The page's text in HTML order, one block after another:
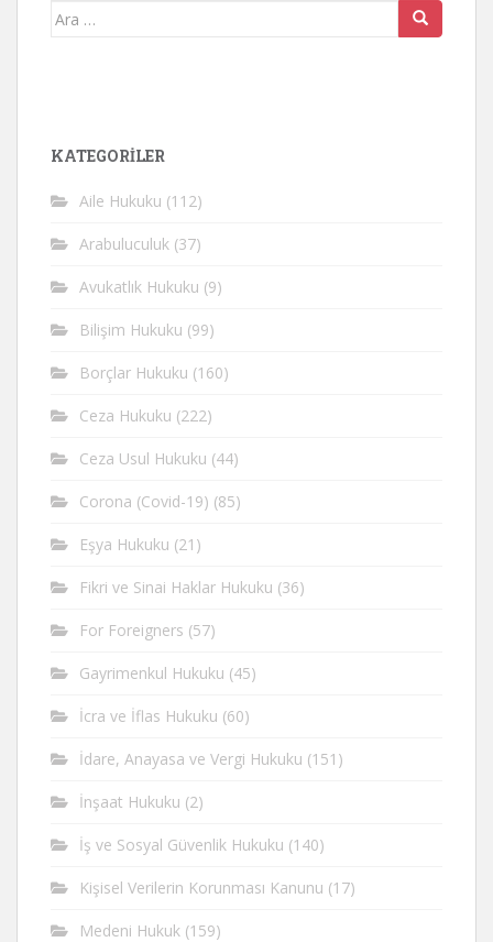
Arama
KATEGORİLER
Aile Hukuku (112)
Arabuluculuk (37)
Avukatlık Hukuku (9)
Bilişim Hukuku (99)
Borçlar Hukuku (160)
Ceza Hukuku (222)
Ceza Usul Hukuku (44)
Corona (Covid-19) (85)
Eşya Hukuku (21)
Fikri ve Sinai Haklar Hukuku (36)
For Foreigners (57)
Gayrimenkul Hukuku (45)
İcra ve İflas Hukuku (60)
İdare, Anayasa ve Vergi Hukuku (151)
İnşaat Hukuku (2)
İş ve Sosyal Güvenlik Hukuku (140)
Kişisel Verilerin Korunması Kanunu (17)
Medeni Hukuk (159)